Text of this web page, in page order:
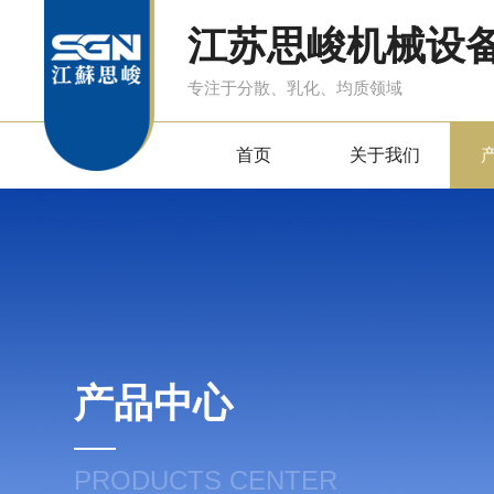
江苏思峻机械设
专注于分散、乳化、均质领域
首页 关于我们
产品中心
PRODUCTS CENTER